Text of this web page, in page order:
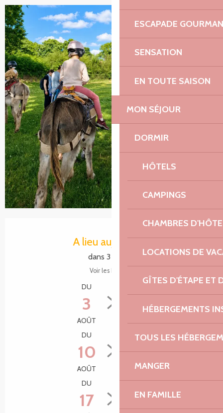
ESCAPADE
SENSATION
EN TOUTE SAISON
MON SÉJOUR
DORMIR
HÔTELS
CAMPINGS
CHAMBRES
LOCATIONS DE
GÎTES D'ÉTAPE ET
HÉBERGEMENTS
TOUS LES
MANGER
EN FAMILLE
+7 photos
A lieu aujourd'hui
dans 3 heures
Voir les horaires
DU
3
AOÛT
DU
10
AOÛT
AU
14
AOÛT
DU
17
AU
21